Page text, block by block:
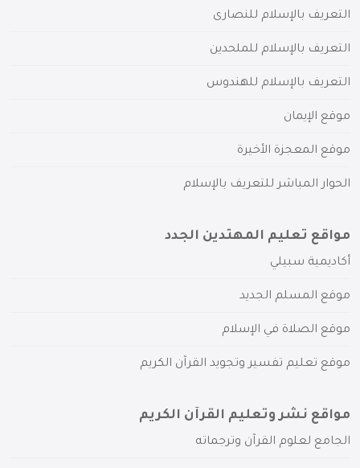
التعريف بالإسلام للنصارى
التعريف بالإسلام للملحدين
التعريف بالإسلام للهندوس
موقع الإيمان
موقع المعجزة الأخيرة
الحوار المباشر للتعريف بالإسلام
مواقع تعليم المهتدين الجدد
أكاديمية سبيلي
موقع المسلم الجديد
موقع الصلاة في الإسلام
موقع تعليم تفسير وتجويد القرآن الكريم
مواقع نشر وتعليم القرآن الكريم
الجامع لعلوم القرآن وترجماته